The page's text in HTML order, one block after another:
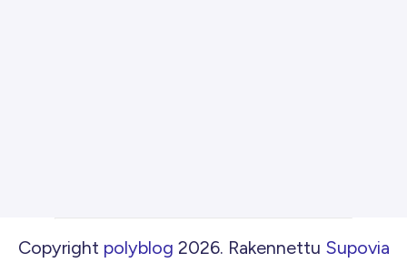
Copyright polyblog 2026. Rakennettu Supovia